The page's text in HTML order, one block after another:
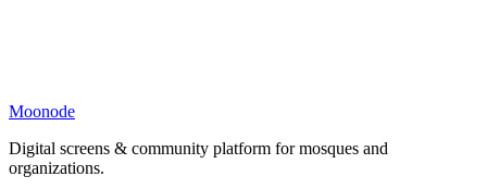
Moonode
Digital screens & community platform for mosques and
organizations.